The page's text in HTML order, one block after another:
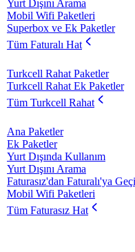
Yurt Dışını Arama
Mobil Wifi Paketleri
Superbox ve Ek Paketler
Tüm Faturalı Hat
Turkcell Rahat Paketler
Turkcell Rahat Ek Paketler
Tüm Turkcell Rahat
Ana Paketler
Ek Paketler
Yurt Dışında Kullanım
Yurt Dışını Arama
Faturasız'dan Faturalı'ya
Mobil Wifi Paketleri
Tüm Faturasız Hat